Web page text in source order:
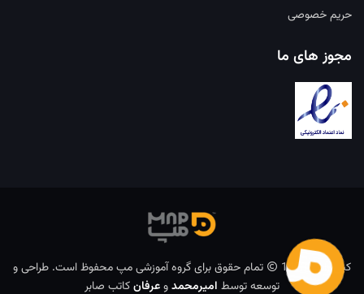
حریم خصوصی
مجوز های ما
کپی رایت 1403
تمام حقوق برای گروه آموزشی مپ محفوظ است. طراحی و
توسعه توسط امیرمحمدوعرفانکاتب صابر